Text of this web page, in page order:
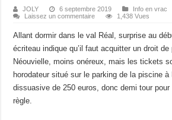
JOLY 6 septembre 2019
Info en vrac
Laissez un commentaire
1,438 Vues
Allant dormir dans le val Réal, surprise au
écriteau indique qu’il faut acquitter un droit
Néouvielle, moins onéreux, mais les tickets
horodateur situé sur le parking de la piscine
dissuasive de 250 euros, donc demi tour
règle.